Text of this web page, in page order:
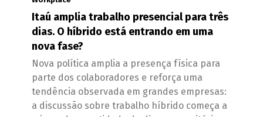
Itaú amplia trabalho presencial para três
dias. O híbrido está entrando em uma
nova fase?
Nova política amplia a presença física para
parte dos colaboradores e reforça uma
tendência observada em grandes empresas:
a discussão sobre trabalho híbrido começa a